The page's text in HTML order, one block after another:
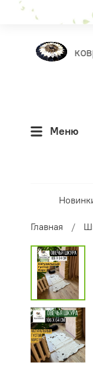
Меню
Главная